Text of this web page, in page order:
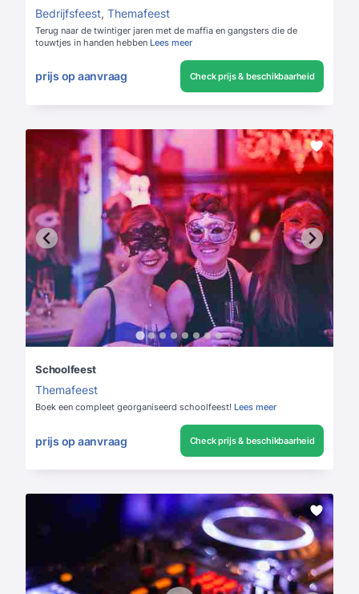
Bedrijfsfeest, Themafeest
Terug naar de twintiger jaren met de maffia en gangsters die de
touwtjes in handen hebben Lees meer
prijs op aanvraag Check prijs & beschikbaarheid
Schoolfeest
Themafeest
Boek een compleet georganiseerd schoolfeest! Lees meer
prijs op aanvraag Check prijs & beschikbaarheid